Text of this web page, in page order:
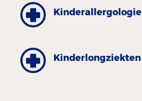
Kinder­allergologie
Kinder­longziekten